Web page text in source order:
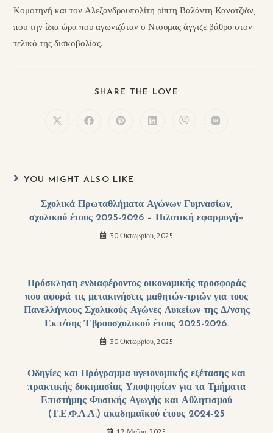
Κομοτηνή και τον Αλεξανδρουπολίτη ρίπτη Βαλάντη Κανοτζιάν,
που την ίδια ώρα που αγωνιζόταν ο Ντουμας άγγιζε βάθρο στον
τελικό της δισκοβολίας.
SHARE THE LOVE
YOU MIGHT ALSO LIKE
Σχολικά Πρωταθλήματα Αγώνων Γυμνασίων,
σχολικού έτους 2025-2026 – Πιλοτική εφαρμογή»
30 Οκτωβρίου, 2025
Πρόσκληση ενδιαφέροντος οικονομικής προσφοράς
που αφορά τις μετακινήσεις μαθητών-τριών για τους
Πανελλήνιους Σχολικούς Αγώνες Λυκείων της Δ/νσης
Εκπ/σης Έβρουσχολικού έτους 2025-2026.
30 Οκτωβρίου, 2025
Οδηγίες και Πρόγραμμα υγειονομικής εξέτασης και
πρακτικής δοκιμασίας Υποψηφίων για τα Τμήματα
Επιστήμης Φυσικής Αγωγής και Αθλητισμού
(Τ.Ε.Φ.Α.Α.) ακαδημαϊκού έτους 2024-25